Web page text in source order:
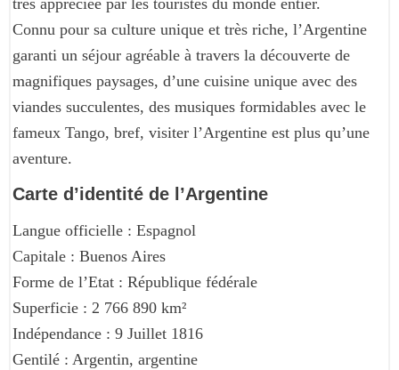
Connu pour sa culture unique et très riche, l’Argentine
garanti un séjour agréable à travers la découverte de
magnifiques paysages, d’une cuisine unique avec des
viandes succulentes, des musiques formidables avec le
fameux Tango, bref, visiter l’Argentine est plus qu’une
aventure.
Carte d’identité de l’Argentine
Langue officielle : Espagnol
Capitale : Buenos Aires
Forme de l’Etat : République fédérale
Superficie : 2 766 890 km²
Indépendance : 9 Juillet 1816
Gentilé : Argentin, argentine